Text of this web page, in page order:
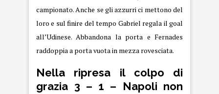
campionato. Anche se gli azzurri ci mettono del
loro e sul finire del tempo Gabriel regala il goal
all’Udinese. Abbandona la porta e Fernades
raddoppia a porta vuota in mezza rovesciata.
Nella ripresa il colpo di
grazia 3 – 1 – Napoli non